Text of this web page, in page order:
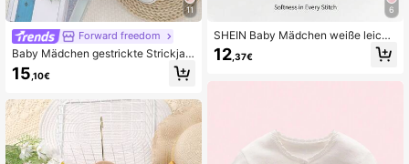
11
Forward freedom
Baby Mädchen gestrickte Strickjac
ke mit Blumenstickerei
15 ,10€
6
SHEIN Baby Mädchen weiße leicht
e gestrickte Strickjacke mit dekorat
ivem Besatz
12 ,37€